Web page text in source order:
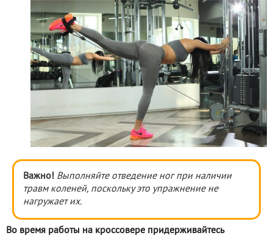
Важно! Выполняйте отведение ног при наличии
травм коленей, поскольку это упражнение не
нагружает их.
Во время работы на кроссовере придерживайтесь